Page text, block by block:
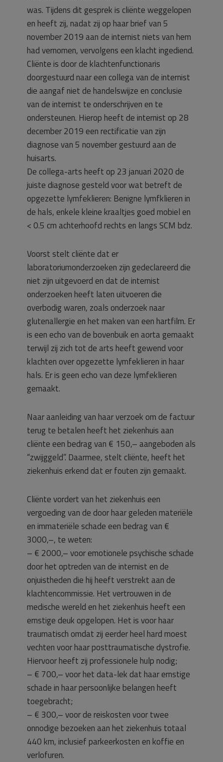
was. Tijdens dit gesprek is cliënte weggelopen
en heeft zij, nadat zij op haar brief van 5
november 2019 aan de internist niets van hem
had vernomen, vervolgens een klacht ingediend.
Cliënte is door de klachtenfunctionaris
doorgestuurd naar een collega van de internist
die aangaf niet de handelswijze en conclusie
van de internist te onderschrijven en te
ondersteunen. Hierop heeft de internist op 28
december 2019 een rectificatie van zijn
diagnose van 5 november gestuurd aan de
huisarts.
De collega-arts heeft op 23 januari 2020 de
juiste diagnose gesteld voor wat betreft de
opgezette lymfeklieren: Benigne lymfklieren in
de hals, enkele kleine kraaltjes goed mobiel en
< 0.5 cm achterhoofd rechts en langs SCM bdz.
Voorst stelt cliënte dat er
laboratoriumonderzoeken zijn gedeclareerd die
niet zijn uitgevoerd en dat de internist
onderzoeken heeft laten uitvoeren die
overbodig waren, zoals onderzoek naar
glutenallergie en het maken van een hartfilm. Er
is een echo van de bovenbuik en aorta gemaakt
terwijl zij zich tot de arts heeft gewend voor
klachten over opgezette lymfeklieren in haar
hals. Er is geen echo van deze lymfeklieren
gemaakt.
Naar aanleiding van haar verzoek om de factuur
terug te betalen heeft het ziekenhuis aan
cliënte een bedrag van € 150,– aangeboden als
“zwijggeld”. Daarmee, stelt cliënte, heeft het
ziekenhuis erkend dat er fouten zijn gemaakt.
Cliënte vordert van het ziekenhuis een
vergoeding van de door haar geleden materiële
en immateriële schade een bedrag van €
3000,–, te weten:
– € 2000,– voor emotionele psychische schade
door het optreden van de internist en de
onjuistheden die hij heeft verstrekt aan de
klachtencommissie. Het vertrouwen in de
medische wereld en het ziekenhuis heeft een
ernstige deuk opgelopen. Het is voor haar
traumatisch omdat zij eerder heel hard moest
vechten voor haar posttraumatische dystrofie.
Hiervoor heeft zij professionele hulp nodig;
– € 700,– voor het data-lek dat haar ernstige
schade in haar persoonlijke belangen heeft
toegebracht;
– € 300,– voor de reiskosten voor twee
onnodige bezoeken aan het ziekenhuis totaal
440 km, inclusief parkeerkosten en koffie en
verlofuren.